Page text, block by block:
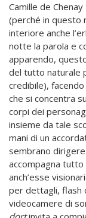
Camille de
(perché in questo
interiore anche
notte la parola e
apparendo,
del tutto naturale
credibile),
che si concentra
corpi dei
insieme da tale
mani di un
sembrano
accompagna
anch’esse
per dettagli, flash
videocamere di